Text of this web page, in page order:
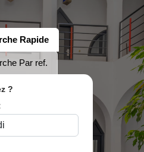
Rapide
Par ref.
?